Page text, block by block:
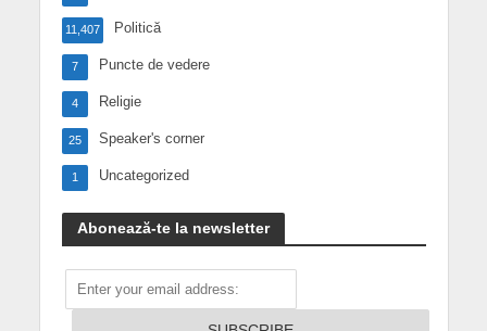
Politică
11,407
Puncte de vedere
7
Religie
4
Speaker's corner
25
Uncategorized
1
Abonează-te la newsletter